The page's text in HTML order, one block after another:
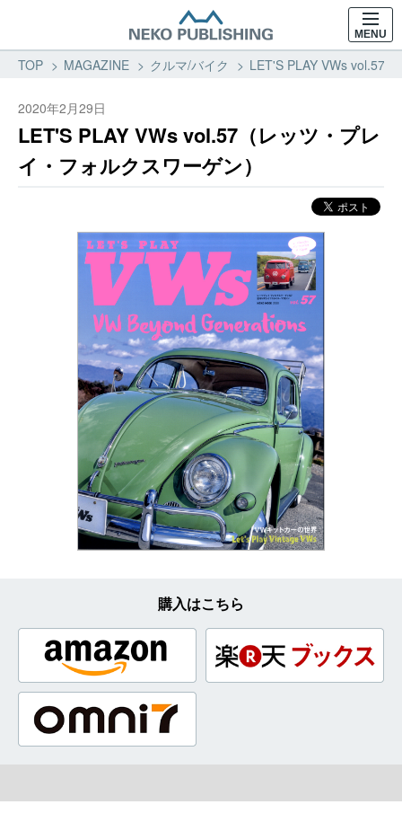
MENU
TOP MAGAZINE クルマ/バイク LET'S PLAY VWs vol.57
2020年2月29日
LET'S PLAY VWs vol.57（レッツ・プレ
イ・フォルクスワーゲン）
購入はこちら